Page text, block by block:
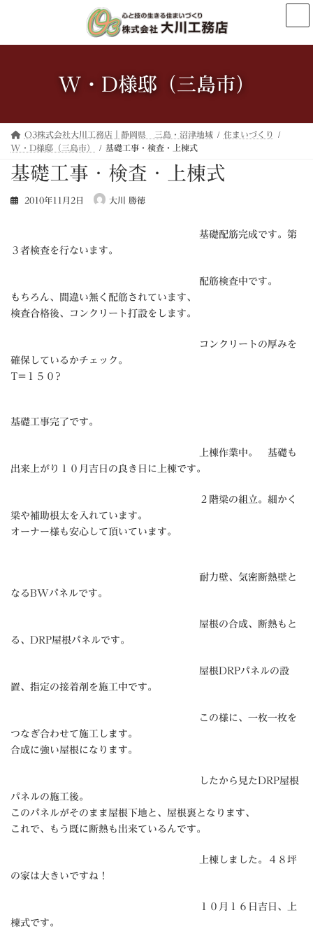
ン
ー
W・D様邸（三島市）
O3株式会社大川工務店｜静岡県 三島・沼津地域
住まいづくり
W・D様邸（三島市）
基礎工事・検査・上棟式
基礎工事・検査・上棟式
2010年11月2日 大川 勝徳
基礎配筋完成です。第
３者検査を行ないます。
配筋検査中です。
もちろん、間違い無く配筋されています、
検査合格後、コンクリート打設をします。
コンクリートの厚みを
確保しているかチェック。
T=１５０?
基礎工事完了です。
上棟作業中。 基礎も
出来上がり１０月吉日の良き日に上棟です。
２階梁の組立。細かく
梁や補助根太を入れています。
オーナー様も安心して頂いています。
耐力壁、気密断熱壁と
なるBWパネルです。
屋根の合成、断熱もと
る、DRP屋根パネルです。
屋根DRPパネルの設
置、指定の接着剤を施工中です。
この様に、一枚一枚を
つなぎ合わせて施工します。
合成に強い屋根になります。
したから見たDRP屋根
パネルの施工後。
このパネルがそのまま屋根下地と、屋根裏となります、
これで、もう既に断熱も出来ているんです。
上棟しました。４８坪
の家は大きいですね！
１０月１６日吉日、上
棟式です。